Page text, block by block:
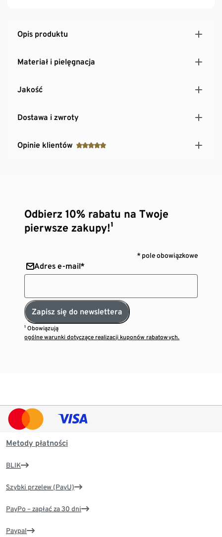
Opis produktu
Materiał i pielęgnacja
Jakość
Dostawa i zwroty
Opinie klientów
Odbierz 10% rabatu na Twoje
pierwsze zakupy!¹
* pole obowiązkowe
Adres e-mail*
Zapisz się do newslettera
¹ Obowiązują
ogólne warunki dotyczące realizacji kuponów rabatowych.
Metody płatności
BLIK
Szybki przelew (PayU)
PayPo – zapłać za 30 dni
Paypal